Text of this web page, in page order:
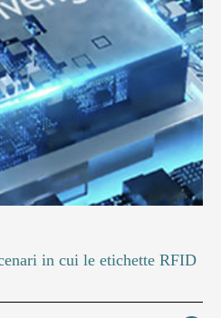
in cui le etichette RFID